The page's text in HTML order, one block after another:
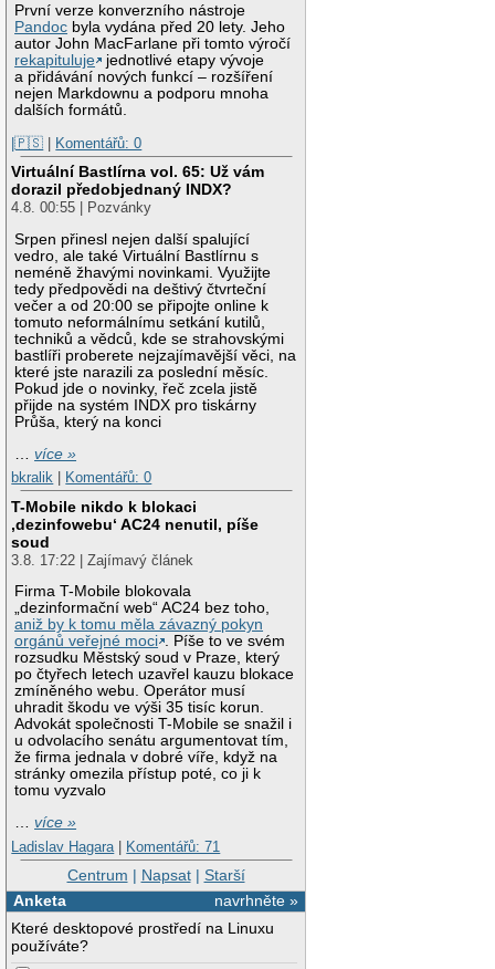
První verze konverzního nástroje
Pandoc byla vydána před 20 lety. Jeho
autor John MacFarlane při tomto výročí
rekapituluje
jednotlivé etapy vývoje
a přidávání nových funkcí – rozšíření
nejen Markdownu a podporu mnoha
dalších formátů.
|🇵🇸 | Komentářů: 0
Virtuální Bastlírna vol. 65: Už vám
dorazil předobjednaný INDX?
4.8. 00:55 | Pozvánky
Srpen přinesl nejen další spalující
vedro, ale také Virtuální Bastlírnu s
neméně žhavými novinkami. Využijte
tedy předpovědi na deštivý čtvrteční
večer a od 20:00 se připojte online k
tomuto neformálnímu setkání kutilů,
techniků a vědců, kde se strahovskými
bastlíři proberete nejzajímavější věci, na
které jste narazili za poslední měsíc.
Pokud jde o novinky, řeč zcela jistě
přijde na systém INDX pro tiskárny
Průša, který na konci
…více »
bkralik
Komentářů: 0
T-Mobile nikdo k blokaci
‚dezinfowebu‘ AC24 nenutil, píše
soud
3.8. 17:22 | Zajímavý článek
Firma T-Mobile blokovala
„dezinformační web“ AC24 bez toho,
aniž by k tomu měla závazný pokyn
orgánů veřejné moci . Píše to ve svém
rozsudku Městský soud v Praze, který
po čtyřech letech uzavřel kauzu blokace
zmíněného webu. Operátor musí
uhradit škodu ve výši 35 tisíc korun.
Advokát společnosti T-Mobile se snažil i
u odvolacího senátu argumentovat tím,
že firma jednala v dobré víře, když na
stránky omezila přístup poté, co ji k
tomu vyzvalo
…více »
Ladislav Hagara | Komentářů: 71
Centrum | Napsat| Starší
navrhněte »
Anketa
Které desktopové prostředí na Linuxu
používáte?